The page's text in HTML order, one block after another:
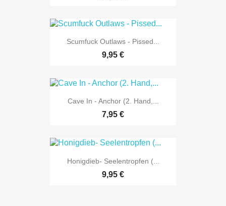
Scumfuck Outlaws - Pissed...
9,95 €
Cave In - Anchor (2. Hand,...
7,95 €
Honigdieb- Seelentropfen (...
9,95 €